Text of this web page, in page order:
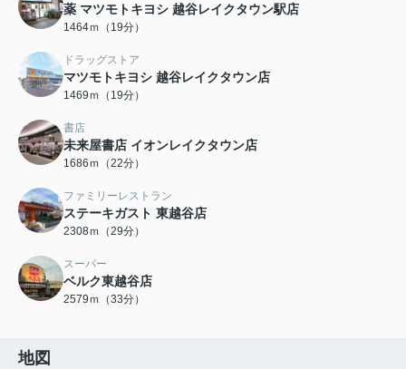
薬 マツモトキヨシ 越谷レイクタウン駅店
1464ｍ（19分）
ドラッグストア
マツモトキヨシ 越谷レイクタウン店
1469ｍ（19分）
書店
未来屋書店 イオンレイクタウン店
1686ｍ（22分）
ファミリーレストラン
ステーキガスト 東越谷店
2308ｍ（29分）
スーパー
ベルク東越谷店
2579ｍ（33分）
地図